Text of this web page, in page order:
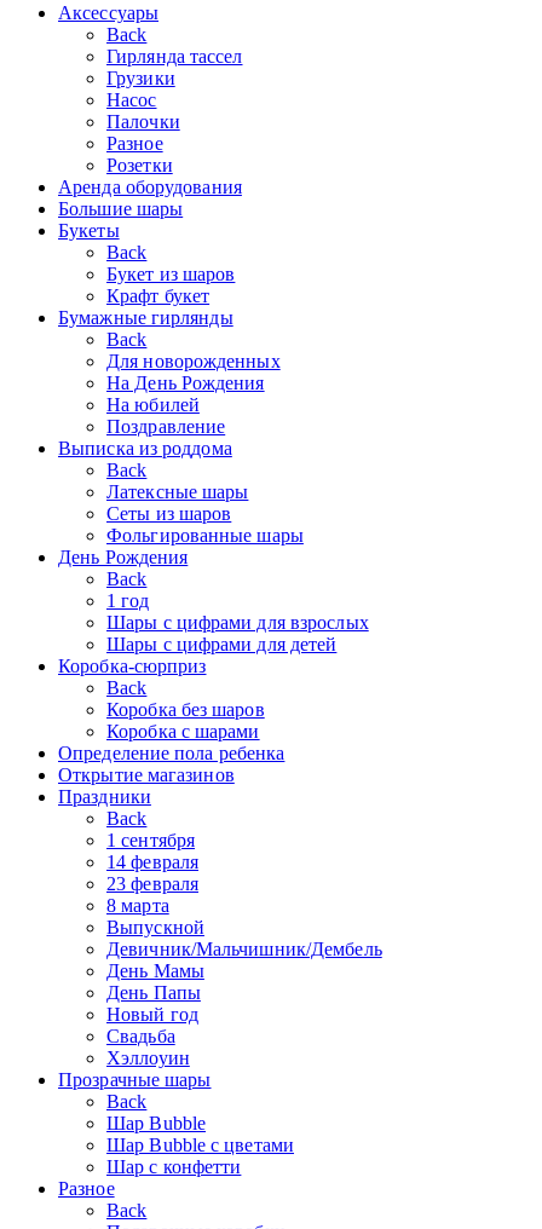
Аксессуары
Back
Гирлянда тассел
Грузики
Насос
Палочки
Разное
Розетки
Аренда оборудования
Большие шары
Букеты
Back
Букет из шаров
Крафт букет
Бумажные гирлянды
Back
Для новорожденных
На День Рождения
На юбилей
Поздравление
Выписка из роддома
Back
Латексные шары
Сеты из шаров
Фольгированные шары
День Рождения
Back
1 год
Шары с цифрами для взрослых
Шары с цифрами для детей
Коробка-сюрприз
Back
Коробка без шаров
Коробка с шарами
Определение пола ребенка
Открытие магазинов
Праздники
Back
1 сентября
14 февраля
23 февраля
8 марта
Выпускной
Девичник/Мальчишник/Дембель
День Мамы
День Папы
Новый год
Свадьба
Хэллоуин
Прозрачные шары
Back
Шар Bubble
Шар Bubble с цветами
Шар с конфетти
Разное
Back